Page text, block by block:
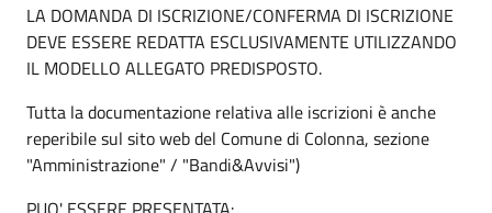
LA DOMANDA DI ISCRIZIONE/CONFERMA DI ISCRIZIONE
DEVE ESSERE REDATTA ESCLUSIVAMENTE UTILIZZANDO
IL MODELLO ALLEGATO PREDISPOSTO.
Tutta la documentazione relativa alle iscrizioni è anche
reperibile sul sito web del Comune di Colonna, sezione
"Amministrazione" / "Bandi&Avvisi")